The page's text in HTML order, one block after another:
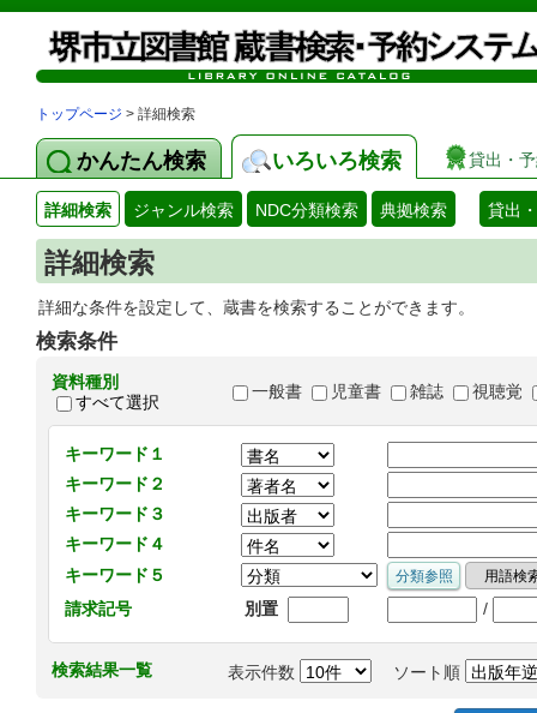
トップページ > 詳細検索
かんたん検索 いろいろ検索 貸出・
詳細検索 ジャンル検索 NDC分類検索 典拠検索 貸出
詳細検索
詳細な条件を設定して、蔵書を検索することができます。
検索条件
資料種別
すべて選択
一般書 児童書 雑誌 視聴覚
キーワード１
キーワード２
キーワード３
キーワード４
キーワード５
請求記号
別置 /
検索結果一覧 表示件数 ソート順